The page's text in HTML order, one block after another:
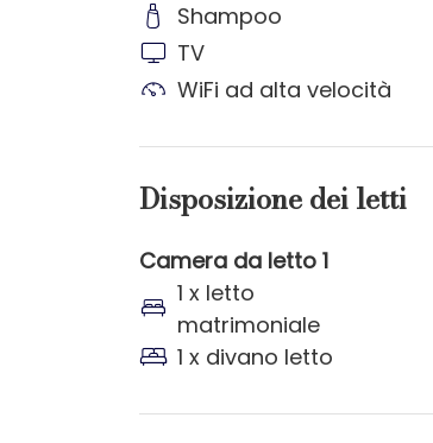
Shampoo
TV
WiFi ad alta velocità
Disposizione dei letti
Camera da letto 1
1 x letto
matrimoniale
1 x divano letto